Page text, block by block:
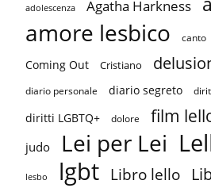
adolescenza Agatha Harkness
amore lesbico canto
Coming Out Cristiano
diario personale
diario segreto
diritti LGBTQ+ dolore film
judo Lei per Lei
lesbo lgbt Libro lello